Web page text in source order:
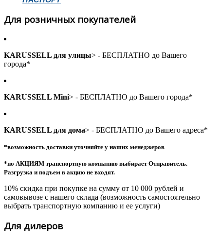
Для розничных покупателей
KARUSSELL для улицы> - БЕСПЛАТНО до Вашего
города*
KARUSSELL Mini> - БЕСПЛАТНО до Вашего города*
KARUSSELL для дома> - БЕСПЛАТНО до Вашего адреса*
*возможность доставки уточняйте у наших менеджеров
*по АКЦИЯМ транспортную компанию выбирает Отправитель.
Разгрузка и подъем в акцию не входят.
10% скидка при покупке на сумму от 10 000 рублей и
самовывозе с нашего склада (возможность самостоятельно
выбрать транспортную компанию и ее услуги)
Для дилеров